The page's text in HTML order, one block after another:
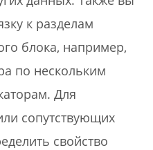
к разделам
блока, например,
по нескольким
Для
сопутствующих
свойство